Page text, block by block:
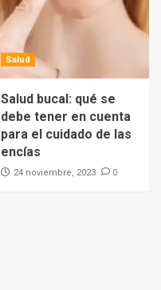
Salud
Salud bucal: qué se
debe tener en cuenta
para el cuidado de las
encías
24 noviembre, 2023 0